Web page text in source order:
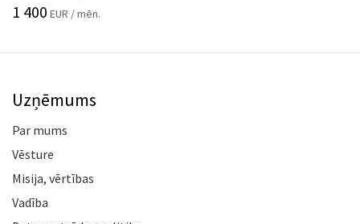
1 400 EUR / mēn.
Uzņēmums
Par mums
Vēsture
Misija, vērtības
Vadība